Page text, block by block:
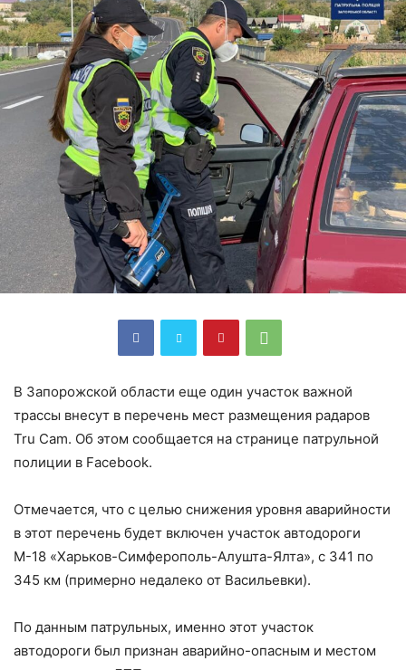
В Запорожской области еще один участок важной
трассы внесут в перечень мест размещения радаров
Tru Cam. Об этом сообщается на странице патрульной
полиции в Facebook.
Отмечается, что с целью снижения уровня аварийности
в этот перечень будет включен участок автодороги
М-18 «Харьков-Симферополь-Алушта-Ялта», с 341 по
345 км (примерно недалеко от Васильевки).
По данным патрульных, именно этот участок
автодороги был признан аварийно-опасным и местом